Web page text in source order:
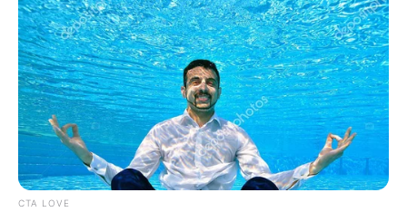
TAGS
ΓΙΩΡΓΟΣ ΚΟΥΤΣΕΛΙΝΗΣ
ΠΤΗΣΗ 103,2
CTA LOVE